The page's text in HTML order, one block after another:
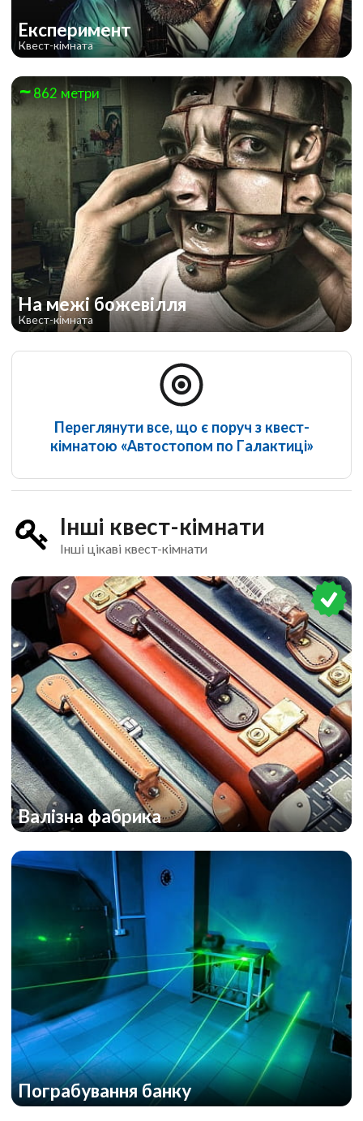
Експеримент
Квест-кімната
862 метри
На межі божевілля
Квест-кімната
Переглянути все, що є поруч з квест-
кімнатою «Автостопом по Галактиці»
Інші квест-кімнати
Інші цікаві квест-кімнати
Валізна фабрика
Пограбування банку